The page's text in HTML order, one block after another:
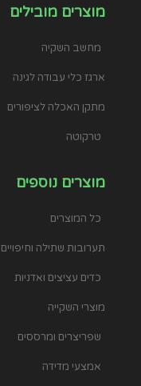
מוצרים מובילים
מחשב השקיה
ארגז כלי עבודה לגינה
מתקן האכלה לציפורים
טרקוטה
מוצרים נוספים
כל המוצרים
תערובות שתילה וחיפויים
כדים עציצים ואדניות
מוצרי השקייה
שפריצרים ומרססים
אמצעי מדידה